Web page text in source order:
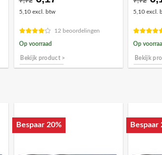
prijs
€7,72.€6,17.
5,10 excl. btw
12 beoordelingen
Op voorraad
Bekijk product >
5,10 excl.
Op
Bekijk
Bespaar 20% Bespaar